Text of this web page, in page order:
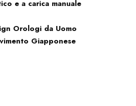
e a carica manuale
Orologi da Uomo
Giapponese